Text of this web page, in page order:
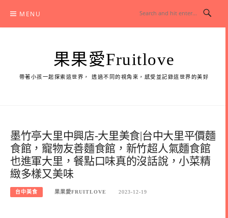
content
MENU
果果愛Fruitlove
帶著小孩一起探索這世界， 透過不同的視角來，感受並記錄這世界的美好
墨竹亭大里中興店-大里美食|台中大里平價麵
食館，寵物友善麵食館，新竹超人氣麵食館
也進軍大里，餐點口味真的沒話說，小菜精
緻多樣又美味
台中美食 果果愛FRUITLOVE 2023-12-19